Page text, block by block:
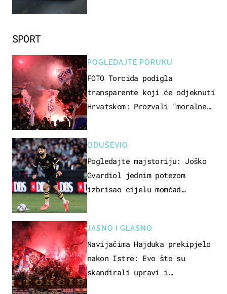
SPORT
POGLEDAJTE PORUKU
FOTO Torcida podigla
transparente koji će odjeknuti
Hrvatskom: Prozvali "moralne
ODUŠEVIO
Pogledajte majstoriju: Joško
Gvardiol jednim potezom
izbrisao cijelu momčad
JASNO I GLASNO
Navijačima Hajduka prekipjelo
nakon Istre: Evo što su
skandirali upravi i